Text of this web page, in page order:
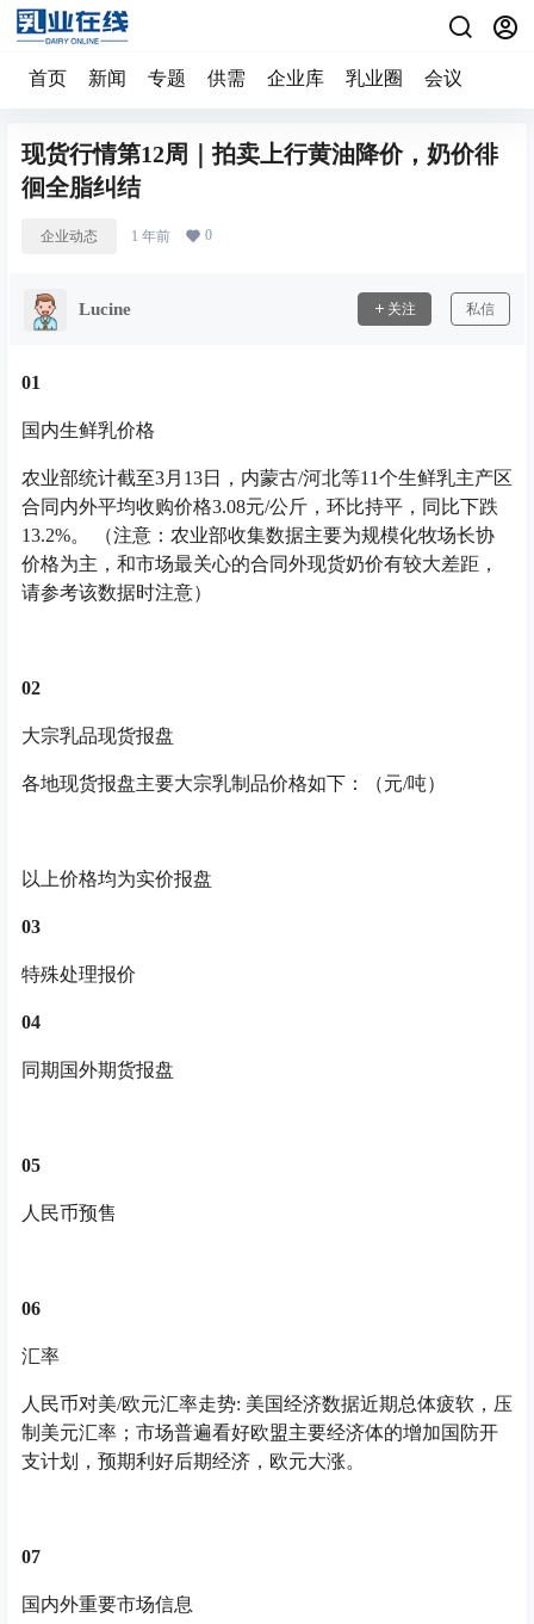
首页 新闻 专题 供需 企业库 乳业圈 会议
现货行情第12周｜拍卖上行黄油降价，奶价徘
徊全脂纠结
企业动态 1 年前 0
Lucine 关注 私信
01
国内生鲜乳价格
农业部统计截至3月13日，内蒙古/河北等11个生鲜乳主产区
合同内外平均收购价格3.08元/公斤，环比持平，同比下跌
13.2%。 （注意：农业部收集数据主要为规模化牧场长协
价格为主，和市场最关心的合同外现货奶价有较大差距，
请参考该数据时注意）
02
大宗乳品现货报盘
各地现货报盘主要大宗乳制品价格如下：（元/吨）
以上价格均为实价报盘
03
特殊处理报价
04
同期国外期货报盘
05
人民币预售
06
汇率
人民币对美/欧元汇率走势: 美国经济数据近期总体疲软，压
制美元汇率；市场普遍看好欧盟主要经济体的增加国防开
支计划，预期利好后期经济，欧元大涨。
07
国内外重要市场信息